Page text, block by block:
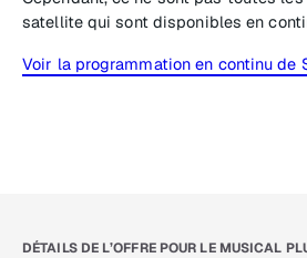
satellite qui sont disponibles en
Voir la programmation en continu de
DÉTAILS DE L’OFFRE POUR LE MUSICAL